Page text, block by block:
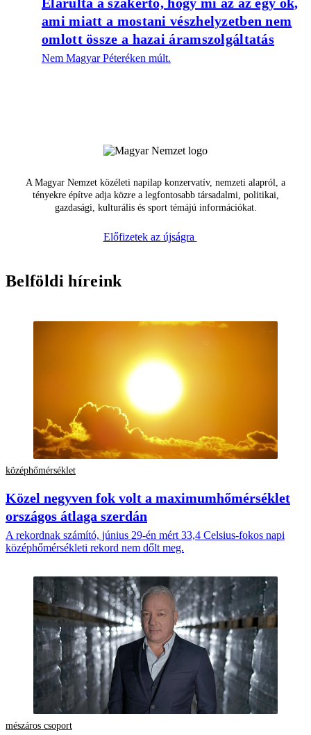
ami miatt a mostani vészhelyzetben nem
omlott össze a hazai áramszolgáltatás
Nem Magyar Péteréken múlt.
A Magyar Nemzet közéleti napilap konzervatív, nemzeti alapról, a
tényekre építve adja közre a legfontosabb társadalmi, politikai,
gazdasági, kulturális és sport témájú információkat.
Előfizetek az újságra
Belföldi híreink
középhőmérséklet
Közel negyven fok volt a maximumhőmérséklet
országos átlaga szerdán
A rekordnak számító, június 29-én mért 33,4 Celsius-fokos napi
középhőmérsékleti rekord nem dőlt meg.
mészáros csoport